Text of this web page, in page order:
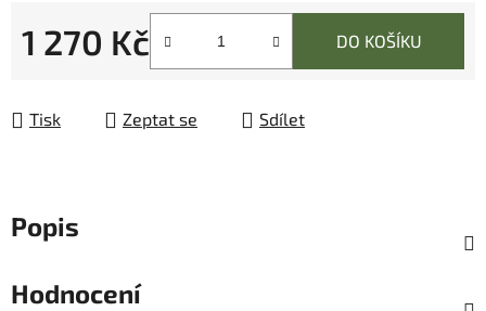
1 270 Kč DO KOŠÍKU
Tisk Zeptat se Sdílet
Popis
Hodnocení